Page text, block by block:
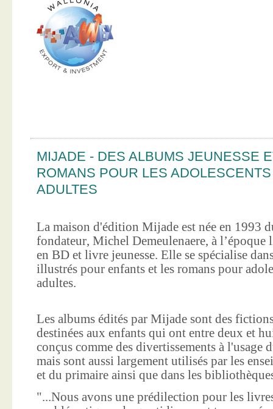
MIJADE - DES ALBUMS JEUNESSE
ROMANS POUR LES
ADULTES
La maison d'édition Mijade est née en 1993
fondateur, Michel Demeulenaere, à l’époque
en BD et livre jeunesse. Elle se spécialise
illustrés pour enfants et les romans pour
adultes.
Les albums édités par Mijade sont des
destinées aux enfants qui ont entre deux et
conçus comme des divertissements à
mais sont aussi largement utilisés par les
et du primaire ainsi que dans les
"...Nous avons une prédilection pour les